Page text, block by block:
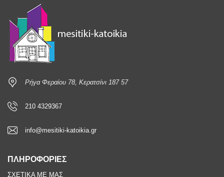
Ρήγα Φεραίου 78, Κερατσίνι 187 57
210 4329367
info@mesitiki-katoikia.gr
ΠΛΗΡΟΦΟΡΙΕΣ
ΣΧΕΤΙΚΑ ΜΕ ΜΑΣ